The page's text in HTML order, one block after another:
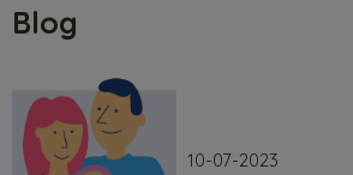
Blog
10-07-2023